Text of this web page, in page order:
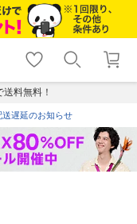
shopping_cart lock_outline
ログイン
料無料！
遅延のお知らせ